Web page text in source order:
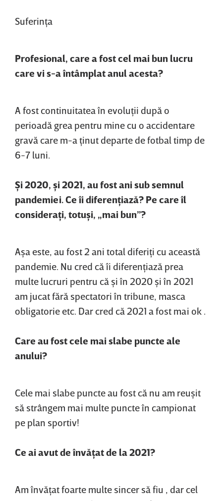
Suferinţa
Profesional, care a fost cel mai bun lucru
care vi s-a întâmplat anul acesta?
A fost continuitatea în evoluţii după o
perioadă grea pentru mine cu o accidentare
gravă care m-a ţinut departe de fotbal timp de
6-7 luni.
Şi 2020, şi 2021, au fost ani sub semnul
pandemiei. Ce îi diferenţiază? Pe care îl
consideraţi, totuşi, „mai bun”?
Aşa este, au fost 2 ani total diferiţi cu această
pandemie. Nu cred că îi diferenţiază prea
multe lucruri pentru că şi în 2020 şi în 2021
am jucat fără spectatori în tribune, masca
obligatorie etc. Dar cred că 2021 a fost mai ok .
Care au fost cele mai slabe puncte ale
anului?
Cele mai slabe puncte au fost că nu am reuşit
să strângem mai multe puncte în campionat
pe plan sportiv!
Ce ai avut de învăţat de la 2021?
Am învăţat foarte multe sincer să fiu , dar cel